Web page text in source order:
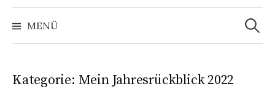
MENÜ
Suchen
nach:
Kategorie: Mein Jahresrückblick 2022